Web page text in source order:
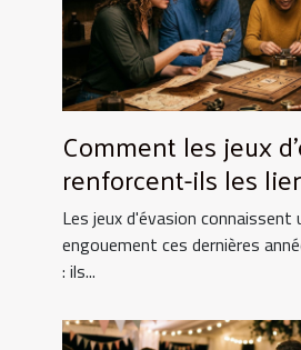
Comment les jeux
renforcent-ils les
?
Les jeux d'évasion connaissent
engouement ces dernières
: ils...